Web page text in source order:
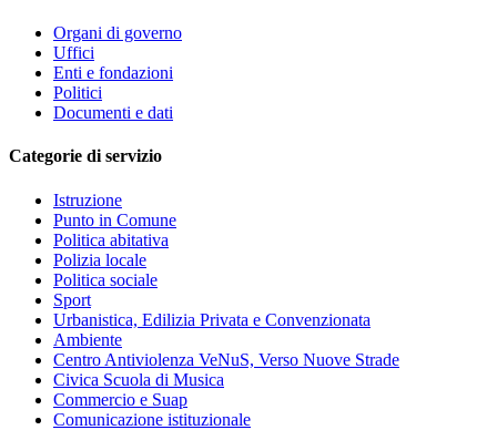
Organi di governo
Uffici
Enti e fondazioni
Politici
Documenti e dati
Categorie di servizio
Istruzione
Punto in Comune
Politica abitativa
Polizia locale
Politica sociale
Sport
Urbanistica, Edilizia Privata e Convenzionata
Ambiente
Centro Antiviolenza VeNuS, Verso Nuove Strade
Civica Scuola di Musica
Commercio e Suap
Comunicazione istituzionale